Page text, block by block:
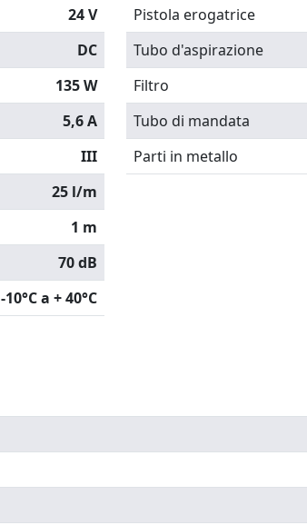
24 V
DC
135 W
5,6 A
III
25 l/m
1 m
70 dB
-10°C a + 40°C
Pistola erogatrice
Tubo d'aspirazione
Filtro
Tubo di mandata
Parti in metallo